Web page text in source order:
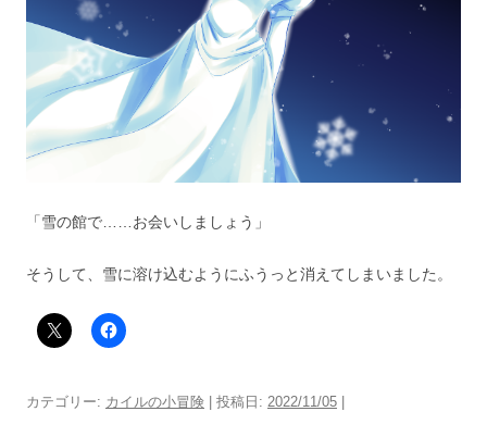
「雪の館で……お会いしましょう」
そうして、雪に溶け込むようにふうっと消えてしまいました。
カテゴリー: カイルの小冒険 | 投稿日: 2022/11/05